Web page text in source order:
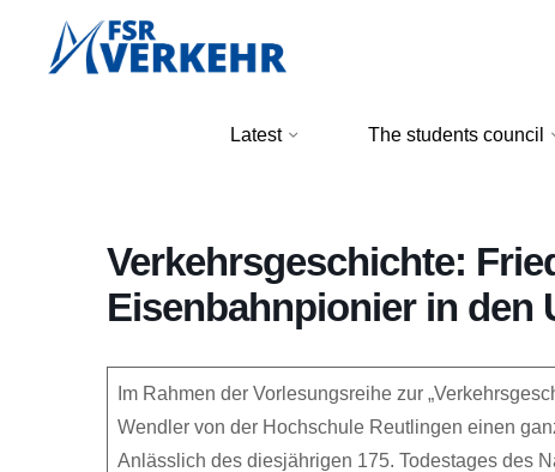
Latest The students council
Verkehrsgeschichte:
Eisenbahnpionier in den
Im Rahmen der Vorlesungsreihe zur
Wendler von der Hochschule Reutlingen einen
Anlässlich des diesjährigen 175. Todestages des